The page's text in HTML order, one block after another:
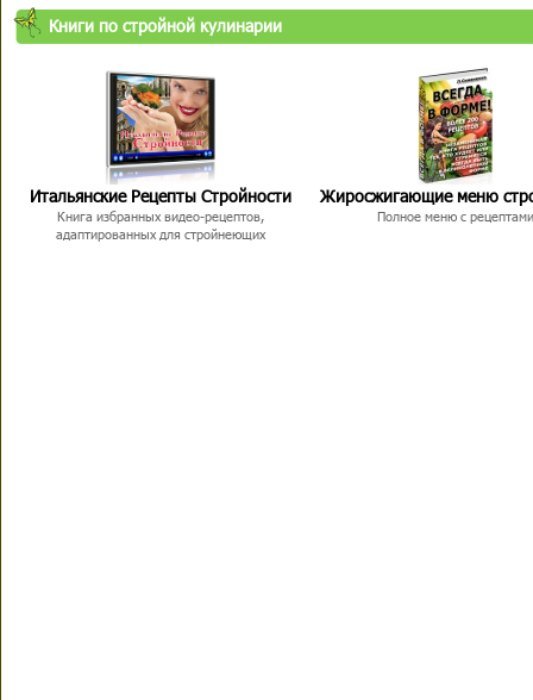
Книги по стройной кулинарии
Итальянские Рецепты Стройности
Книга избранных видео-рецептов,
адаптированных для стройнеющих
Жиросжигающие меню
Полное меню с рецептами